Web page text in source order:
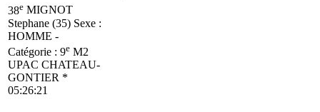
38e MIGNOT
Stephane (35) Sexe :
HOMME -
Catégorie : 9e M2
UPAC CHATEAU-
GONTIER *
05:26:21